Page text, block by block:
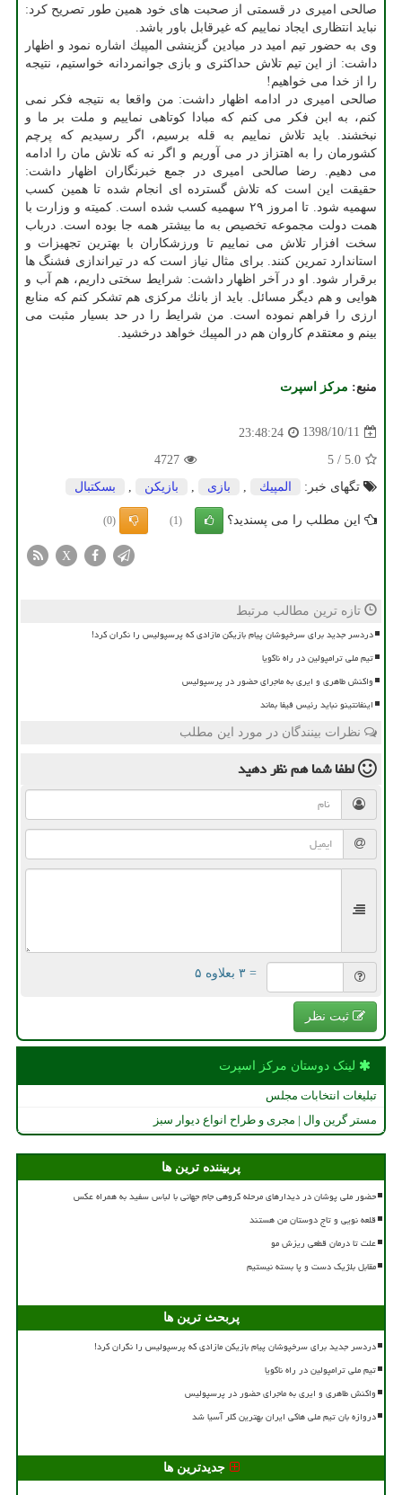
صالحی امیری در قسمتی از صحبت های خود همین طور تصریح كرد:
نباید انتظاری ایجاد نماییم كه غیرقابل باور باشد.
وی به حضور تیم امید در میادین گزینشی المپیك اشاره نمود و اظهار
داشت: از این تیم تلاش حداكثری و بازی جوانمردانه خواستیم، نتیجه
را از خدا می خواهیم!
صالحی امیری در ادامه اظهار داشت: من واقعا به نتیجه فكر نمی
كنم، به ابن فكر می كنم كه مبادا كوتاهی نماییم و ملت بر ما و
نبخشند. باید تلاش نماییم به قله برسیم، اگر رسیدیم كه پرچم
كشورمان را به اهتزاز در می آوریم و اگر نه كه تلاش مان را ادامه
می دهیم. رضا صالحی امیری در جمع خبرنگاران اظهار داشت:
حقیقت این است كه تلاش گسترده ای انجام شده تا همین كسب
سهمیه شود. تا امروز ۲۹ سهمیه كسب شده است. كمیته و وزارت با
همت دولت مجموعه تخصیص به ما بیشتر همه جا بوده است. درباب
سخت افزار تلاش می نماییم تا ورزشكاران با بهترین تجهیزات و
استاندارد تمرین كنند. برای مثال نیاز است كه در تیراندازی فشنگ ها
برقرار شود. او در آخر اظهار داشت: شرایط سختی داریم، هم آب و
هوایی و هم دیگر مسائل. باید از بانك مركزی هم تشكر كنم كه منابع
ارزی را فراهم نموده است. من شرایط را در حد بسیار مثبت می
بینم و معتقدم كاروان هم در المپیك خواهد درخشید.
منبع: مركز اسپرت
1398/10/11
23:48:24
5.0
/
5
4727
تگهای خبر:
المپیك بازی بازیكن بسكتبال
این مطلب را می پسندید؟ (1)
(0)
X
تازه ترین مطالب مرتبط
دردسر جدید برای سرخپوشان پیام بازیکن مازادی که پرسپولیس را نگران کرد!
تیم ملی ترامپولین در راه ناگویا
واکنش طاهری و ایری به ماجرای حضور در پرسپولیس
اینفانتینو نباید رئیس فیفا بماند
نظرات بینندگان در مورد این مطلب
لطفا شما همنظر دهید
= ۳ بعلاوه ۵
ثبت نظر
لینک دوستان مركز اسپرت
تبلیغات انتخابات مجلس
مستر گرین وال | مجری و طراح انواع دیوار سبز
پربیننده ترین ها
حضور ملی پوشان در دیدارهای مرحله گروهی جام جهانی با لباس سفید به همراه عکس
قلعه نویی و تاج دوستان من هستند
علت تا درمان قطعی ریزش مو
مقابل بلژیک دست و پا بسته نیستیم
پربحث ترین ها
دردسر جدید برای سرخپوشان پیام بازیکن مازادی که پرسپولیس را نگران کرد!
تیم ملی ترامپولین در راه ناگویا
واکنش طاهری و ایری به ماجرای حضور در پرسپولیس
دروازه بان تیم ملی هاکی ایران بهترین گلر آسیا شد
جدیدترین ها